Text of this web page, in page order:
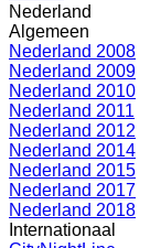
Nederland
Algemeen
Nederland 2008
Nederland 2009
Nederland 2010
Nederland 2011
Nederland 2012
Nederland 2014
Nederland 2015
Nederland 2017
Nederland 2018
Internationaal